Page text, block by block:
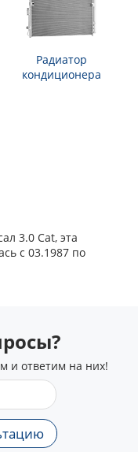
Радиатор
кондиционера
3.0 Cat, эта
с 03.1987 по
и ответим на них!